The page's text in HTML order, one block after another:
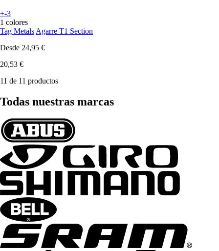
+-3
1 colores
Tag Metals Agarre T1 Section
Desde 24,95 €
20,53 €
11 de 11 productos
Todas nuestras marcas